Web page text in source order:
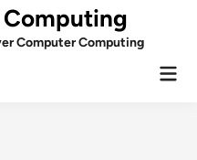
Computer Computing